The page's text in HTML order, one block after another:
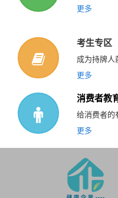
更多
考生专区
成为持牌人
更多
消费者教
给消费者的
更多